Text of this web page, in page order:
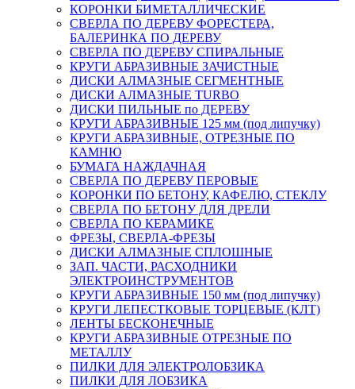
КОРОНКИ БИМЕТАЛЛИЧЕСКИЕ
СВЕРЛА ПО ДЕРЕВУ ФОРЕСТЕРА,
БАЛЕРИНКА ПО ДЕРЕВУ
СВЕРЛА ПО ДЕРЕВУ СПИРАЛЬНЫЕ
КРУГИ АБРАЗИВНЫЕ ЗАЧИСТНЫЕ
ДИСКИ АЛМАЗНЫЕ СЕГМЕНТНЫЕ
ДИСКИ АЛМАЗНЫЕ TURBO
ДИСКИ ПИЛЬНЫЕ по ДЕРЕВУ
КРУГИ АБРАЗИВНЫЕ 125 мм (под липучку)
КРУГИ АБРАЗИВНЫЕ, ОТРЕЗНЫЕ ПО
КАМНЮ
БУМАГА НАЖДАЧНАЯ
СВЕРЛА ПО ДЕРЕВУ ПЕРОВЫЕ
КОРОНКИ ПО БЕТОНУ, КАФЕЛЮ, СТЕКЛУ
СВЕРЛА ПО БЕТОНУ ДЛЯ ДРЕЛИ
СВЕРЛА ПО КЕРАМИКЕ
ФРЕЗЫ, СВЕРЛА-ФРЕЗЫ
ДИСКИ АЛМАЗНЫЕ СПЛОШНЫЕ
ЗАП. ЧАСТИ, РАСХОДНИКИ
ЭЛЕКТРОИНСТРУМЕНТОВ
КРУГИ АБРАЗИВНЫЕ 150 мм (под липучку)
КРУГИ ЛЕПЕСТКОВЫЕ ТОРЦЕВЫЕ (КЛТ)
ЛЕНТЫ БЕСКОНЕЧНЫЕ
КРУГИ АБРАЗИВНЫЕ ОТРЕЗНЫЕ ПО
МЕТАЛЛУ
ПИЛКИ ДЛЯ ЭЛЕКТРОЛОБЗИКА
ПИЛКИ ДЛЯ ЛОБЗИКА